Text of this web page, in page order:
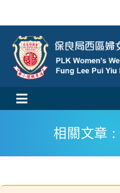
content
Toggle
Navigation
活動消息
相關文章 :